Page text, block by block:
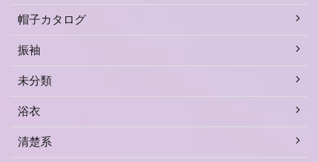
帽子カタログ
振袖
未分類
浴衣
清楚系